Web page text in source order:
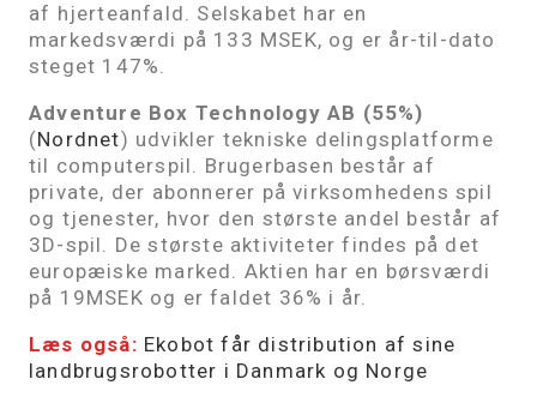
af hjerteanfald. Selskabet har en
markedsværdi på 133 MSEK, og er år-til-dato
steget 147%.
Adventure Box Technology AB (55%)
(Nordnet) udvikler tekniske delingsplatforme
til computerspil. Brugerbasen består af
private, der abonnerer på virksomhedens spil
og tjenester, hvor den største andel består af
3D-spil. De største aktiviteter findes på det
europæiske marked. Aktien har en børsværdi
på 19MSEK og er faldet 36% i år.
Læs også: Ekobot får distribution af sine
landbrugsrobotter i Danmark og Norge